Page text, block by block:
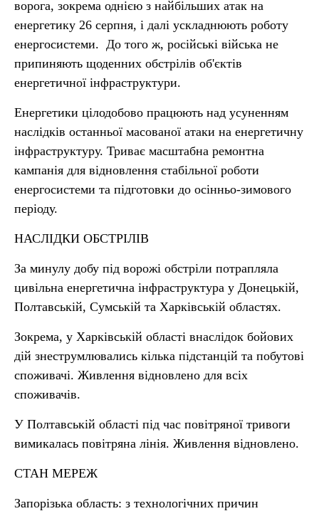
ворога, зокрема однією з найбільших атак на
енергетику 26 серпня, і далі ускладнюють роботу
енергосистеми. До того ж, російські війська не
припиняють щоденних обстрілів об'єктів
енергетичної інфраструктури.
Енергетики цілодобово працюють над усуненням
наслідків останньої масованої атаки на енергетичну
інфраструктуру. Триває масштабна ремонтна
кампанія для відновлення стабільної роботи
енергосистеми та підготовки до осінньо-зимового
періоду.
НАСЛІДКИ ОБСТРІЛІВ
За минулу добу під ворожі обстріли потрапляла
цивільна енергетична інфраструктура у Донецькій,
Полтавській, Сумській та Харківській областях.
Зокрема, у Харківській області внаслідок бойових
дій знеструмлювались кілька підстанцій та побутові
споживачі. Живлення відновлено для всіх
споживачів.
У Полтавській області під час повітряної тривоги
вимикалась повітряна лінія. Живлення відновлено.
СТАН МЕРЕЖ
Запорізька область: з технологічних причин